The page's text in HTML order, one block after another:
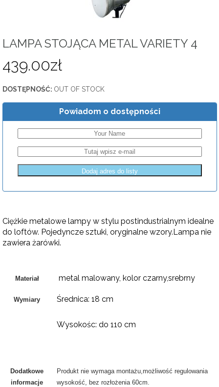
LAMPA STOJĄCA METAL VARIETY 4
439.00zł
DOSTĘPNOŚĆ: OUT OF STOCK
Powiadom o dostępności
Ciężkie metalowe lampy w stylu postindustrialnym idealne
do loftów. Pojedyncze sztuki, oryginalne wzory.Lampa nie
zawiera żarówki.
Materiał metal malowany, kolor czarny,srebrny
Wymiary Średnica: 18 cm
Wysokośc: do 110 cm
Dodatkowe
informacje
Produkt nie wymaga montażu,możliwość regulowania
wysokość, bez rozłożenia 60cm.